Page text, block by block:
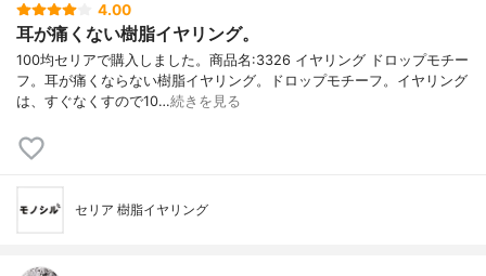
4.00
耳が痛くない樹脂イヤリング。
100均セリアで購入しました。商品名:3326 イヤリング ドロップモチー
フ。耳が痛くならない樹脂イヤリング。ドロップモチーフ。イヤリング
は、すぐなくすので10…続きを見る
セリア 樹脂イヤリング